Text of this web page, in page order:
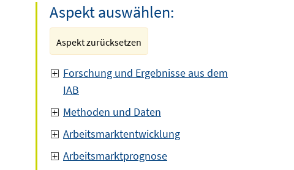
Aspekt auswählen:
Aspekt zurücksetzen
Forschung und Ergebnisse aus dem
IAB
Methoden und Daten
Arbeitsmarktentwicklung
Arbeitsmarktprognose